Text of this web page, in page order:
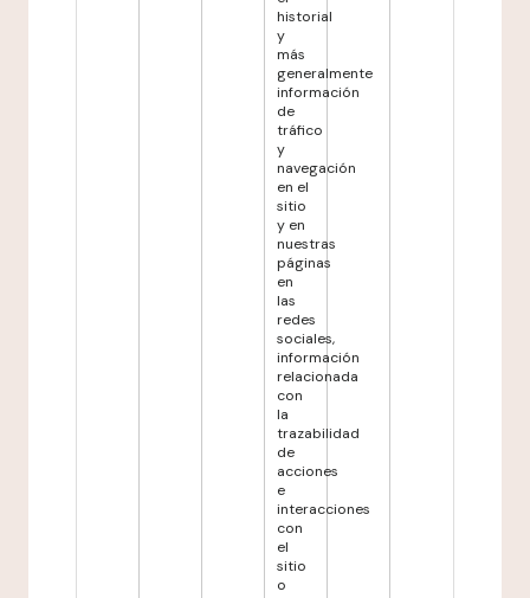
historial
y
más
generalmente
información
de
tráfico
y
navegación
en el
sitio
y en
nuestras
páginas
en
las
redes
sociales,
información
relacionada
con
la
trazabilidad
de
acciones
e
interacciones
con
el
sitio
o